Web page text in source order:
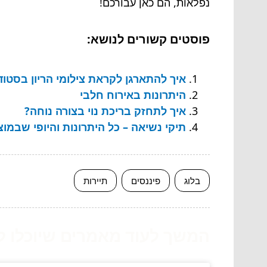
פוסטים קשורים לנושא:
איך להתארגן לקראת צילומי הריון
היתרונות באירוח חלבי
איך לתחזק בריכת נוי בצורה נוחה?
תיקי נשיאה – כל היתרונות והיופי
בלוג פיננסים תיירות